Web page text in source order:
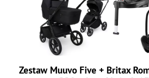
Zestaw Muuvo Five + Britax